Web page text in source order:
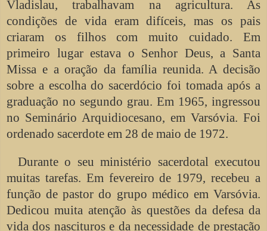
Vladislau, trabalhavam na agricultura. As
condições de vida eram difíceis, mas os pais
criaram os filhos com muito cuidado. Em
primeiro lugar estava o Senhor Deus, a Santa
Missa e a oração da família reunida. A decisão
sobre a escolha do sacerdócio foi tomada após a
graduação no segundo grau. Em 1965, ingressou
no Seminário Arquidiocesano, em Varsóvia. Foi
ordenado sacerdote em 28 de maio de 1972.
Durante o seu ministério sacerdotal executou
muitas tarefas. Em fevereiro de 1979, recebeu a
função de pastor do grupo médico em Varsóvia.
Dedicou muita atenção às questões da defesa da
vida dos nascituros e da necessidade de prestação